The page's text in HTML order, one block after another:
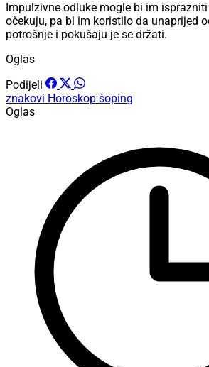
Impulzivne odluke mogle bi im
očekuju, pa bi im koristilo da unaprijed
potrošnje i pokušaju je se držati.
Oglas
Podijeli
znakovi Horoskop šoping
Oglas